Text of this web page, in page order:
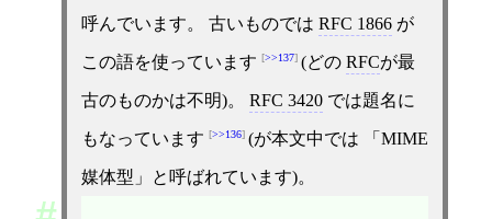
呼んでいます。 古いものでは RFC 1866が
この語を使っています >>137 (どの RFCが最
古のものかは不明)。 RFC 3420では題名に
もなっています >>136 (が本文中では 「MIME
媒体型」と呼ばれています)。